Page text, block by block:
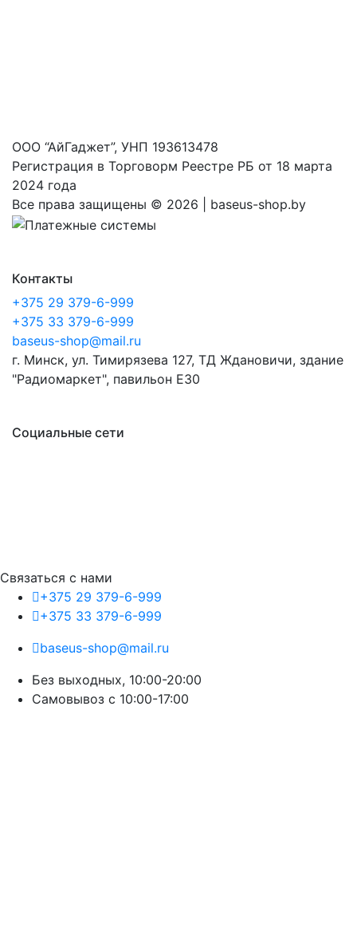
ООО “АйГаджет”, УНП 193613478
Регистрация в Торговорм Реестре РБ от 18 марта
2024 года
Все права защищены © 2026 | baseus-shop.by
Контакты
+375 29 379-6-999
+375 33 379-6-999
baseus-shop@mail.ru
г. Минск, ул. Тимирязева 127, ТД Ждановичи, здание
"Радиомаркет", павильон E30
Социальные сети
Связаться с нами
+375 29 379-6-999
+375 33 379-6-999
baseus-shop@mail.ru
Без выходных, 10:00-20:00
Cамовывоз с 10:00-17:00